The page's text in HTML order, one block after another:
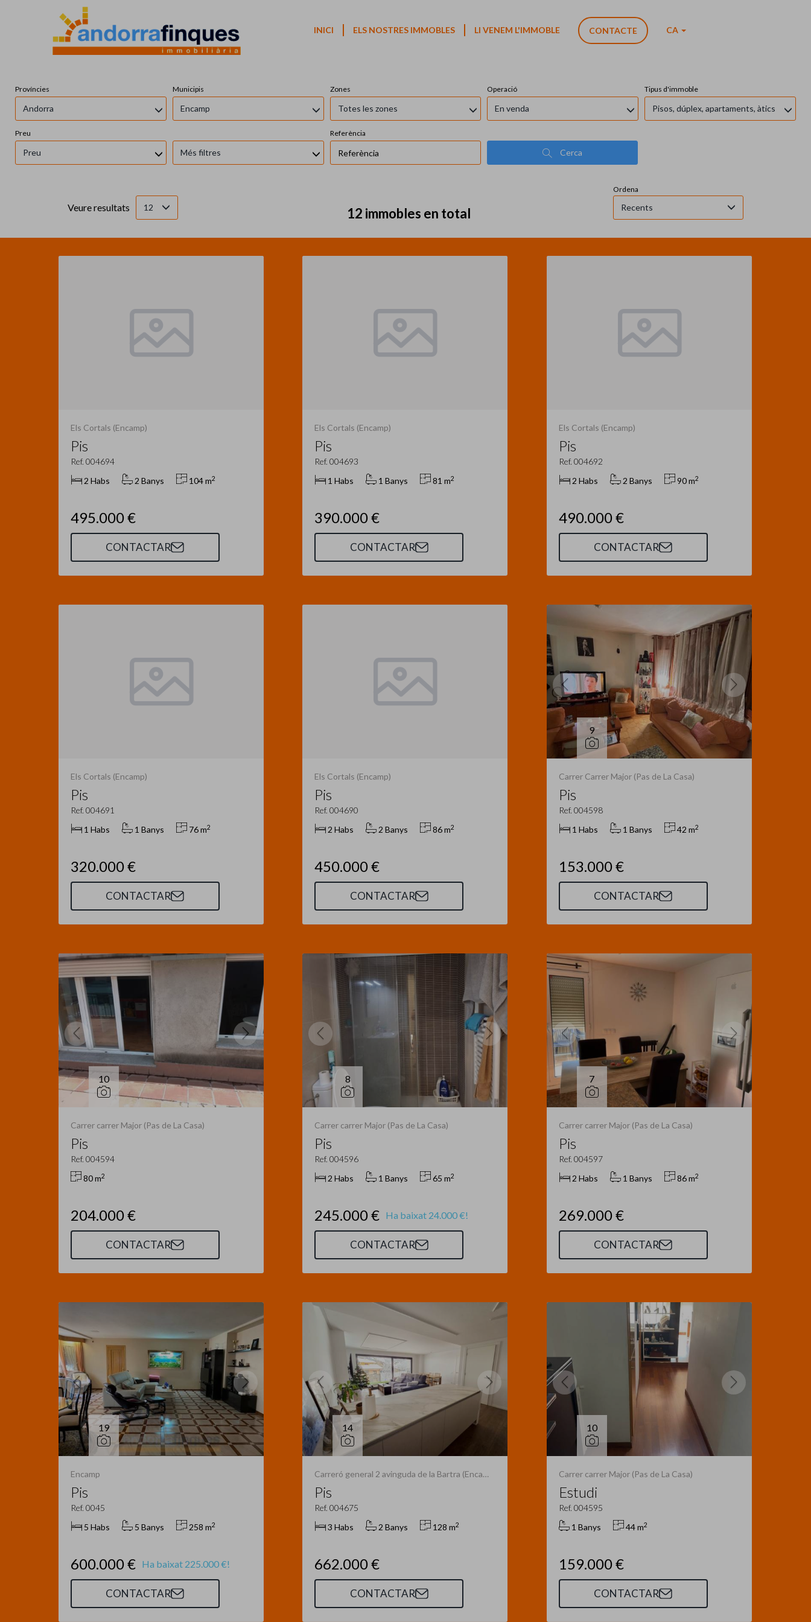
INICI ELS NOSTRES IMMOBLES LI VENEM L'IMMOBLE CONTACTE CA
Immobles en venda en Encamp
Províncies
Andorra
Municipis
Encamp
Zones
Totes les zones
Operació
En venda
Tipus d'immoble
Pisos, dúplex, apartaments, àtics
Preu
Preu Més filtres
Referència
Cerca
12 immobles en total
Ordena
Recents
Veure resultats 12
Els Cortals (Encamp)
Pis
Ref. 004694
2 Habs
2 Banys 104 m2
495.000 €
CONTACTAR
Els Cortals (Encamp)
Pis
Ref. 004693
1 Habs
1 Banys 81 m2
390.000 €
CONTACTAR
Els Cortals (Encamp)
Pis
Ref. 004692
2 Habs
2 Banys 90 m2
490.000 €
CONTACTAR
Els Cortals (Encamp)
Pis
Ref. 004691
1 Habs
1 Banys 76 m2
320.000 €
CONTACTAR
Els Cortals (Encamp)
Pis
Ref. 004690
2 Habs
2 Banys 86 m2
450.000 €
CONTACTAR
9
Carrer Carrer Major (Pas de La Casa)
Pis
Ref. 004598
1 Habs
1 Banys 42 m2
153.000 €
CONTACTAR
10
Carrer carrer Major (Pas de La Casa)
Pis
Ref. 004594
80 m2
204.000 €
CONTACTAR
8
Carrer carrer Major (Pas de La Casa)
Pis
Ref. 004596
2 Habs
1 Banys 65 m2
245.000 € Ha baixat 24.000 €!
CONTACTAR
7
Carrer carrer Major (Pas de La Casa)
Pis
Ref. 004597
2 Habs
1 Banys 86 m2
269.000 €
CONTACTAR
19
Encamp
Pis
Ref. 0045
5 Habs
5 Banys 258 m2
600.000 € Ha baixat 225.000 €!
CONTACTAR
14
Carreró general 2 avinguda de la Bartra (Encamp)
Pis
Ref. 004675
3 Habs
2 Banys 128 m2
662.000 €
CONTACTAR
10
Carrer carrer Major (Pas de La Casa)
Estudi
Ref. 004595
1 Banys
44 m2
159.000 €
CONTACTAR